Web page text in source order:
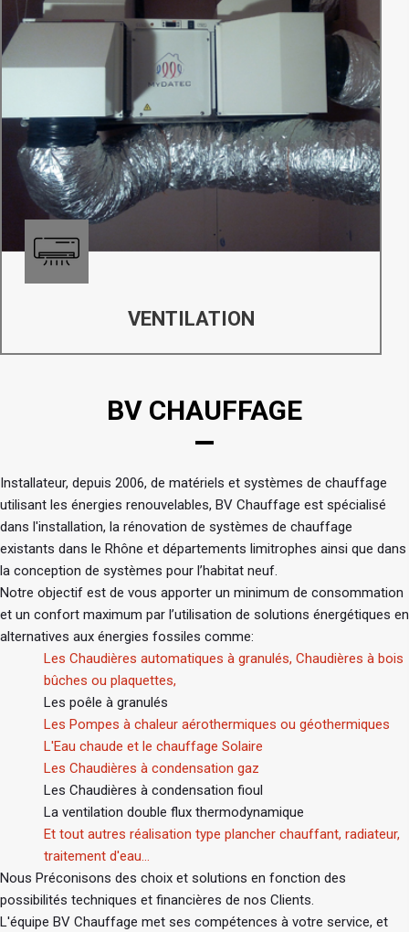
VENTILATION
BV CHAUFFAGE
Installateur, depuis 2006, de matériels et systèmes de chauffage
utilisant les énergies renouvelables, BV Chauffage est spécialisé
dans l'installation, la rénovation de systèmes de chauffage
existants dans le Rhône et départements limitrophes ainsi que dans
la conception de systèmes pour l’habitat neuf.
Notre objectif est de vous apporter un minimum de consommation
et un confort maximum par l’utilisation de solutions énergétiques en
alternatives aux énergies fossiles comme:
Les Chaudières automatiques à granulés, Chaudières à bois
bûches ou plaquettes,
Les poêle à granulés
Les Pompes à chaleur aérothermiques ou géothermiques
L'Eau chaude et le chauffage Solaire
Les Chaudières à condensation gaz
Les Chaudières à condensation fioul
La ventilation double flux thermodynamique
Et tout autres réalisation type plancher chauffant, radiateur,
traitement d'eau...
Nous Préconisons des choix et solutions en fonction des
possibilités techniques et financières de nos Clients.
L'équipe BV Chauffage met ses compétences à votre service, et